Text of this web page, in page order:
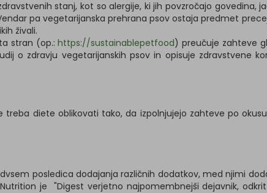
stanj, kot so alergije, ki jih povzročajo govedina,
pa vegetarijanska prehrana psov ostaja predmet
živali.
ta stran (op.:https://sustainablepetfood) preučuje zahteve
o zdravju vegetarijanskih psov in opisuje zdravstvene
diete oblikovati tako, da izpolnjujejo zahteve po
posledica dodajanja različnih dodatkov, med njimi
je "Digest verjetno najpomembnejši dejavnik,